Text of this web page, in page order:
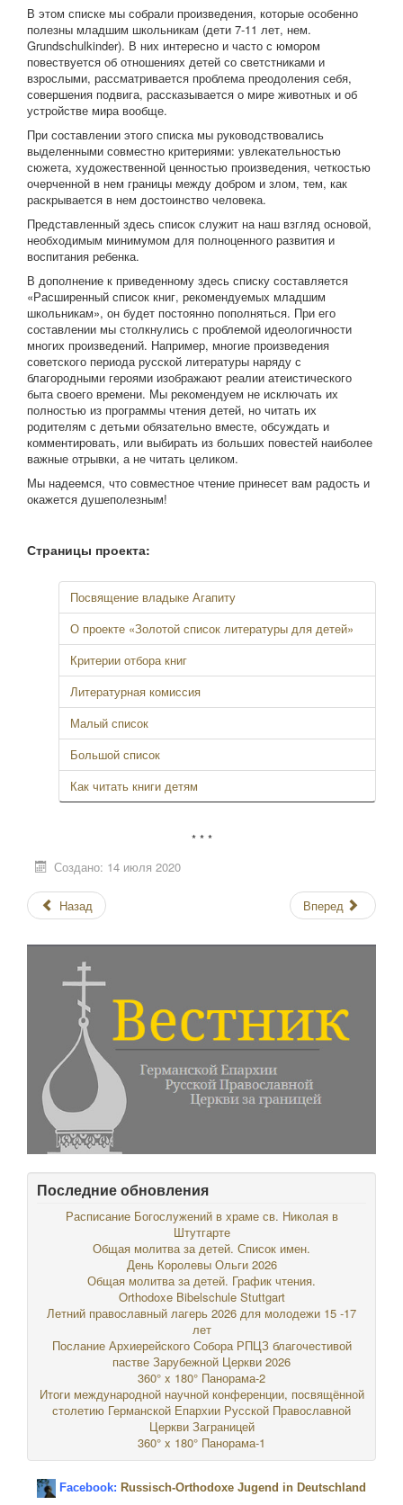
В этом списке мы собрали произведения, которые особенно
полезны младшим школьникам (дети 7-11 лет, нем.
Grundschulkinder). В них интересно и часто с юмором
повествуется об отношениях детей со светстниками и
взрослыми, рассматривается проблема преодоления себя,
совершения подвига, рассказывается о мире животных и об
устройстве мира вообще.
При составлении этого списка мы руководствовались
выделенными совместно критериями: увлекательностью
сюжета, художественной ценностью произведения, четкостью
очерченной в нем границы между добром и злом, тем, как
раскрывается в нем достоинство человека.
Представленный здесь список служит на наш взгляд основой,
необходимым минимумом для полноценного развития и
воспитания ребенка.
В дополнение к приведенному здесь списку составляется
«Расширенный список книг, рекомендуемых младшим
школьникам», он будет постоянно пополняться. При его
составлении мы столкнулись с проблемой идеологичности
многих произведений. Например, многие произведения
советского периода русской литературы наряду с
благородными героями изображают реалии атеистического
быта своего времени. Мы рекомендуем не исключать их
полностью из программы чтения детей, но читать их
родителям с детьми обязательно вместе, обсуждать и
комментировать, или выбирать из больших повестей наиболее
важные отрывки, а не читать целиком.
Мы надеемся, что совместное чтение принесет вам радость и
окажется душеполезным!
Страницы проекта:
Посвящение владыке Агапиту
О проекте «Золотой список литературы для детей»
Критерии отбора книг
Литературная комиссия
Малый список
Большой список
Как читать книги детям
* * *
Создано: 14 июля 2020
Назад Вперед
Последние обновления
Расписание Богослужений в храме св. Николая в
Штутгарте
Общая молитва за детей. Список имен.
День Королевы Ольги 2026
Общая молитва за детей. График чтения.
Orthodoxe Bibelschule Stuttgart
Летний православный лагерь 2026 для молодежи 15 -17
лет
Послание Архиерейского Собора РПЦЗ благочестивой
пастве Зарубежной Церкви 2026
360° x 180° Панорама-2
Итоги международной научной конференции, посвящённой
столетию Германской Епархии Русской Православной
Церкви Заграницей
360° x 180° Панорама-1
Facebook: Russisch-Orthodoxe Jugend in Deutschland